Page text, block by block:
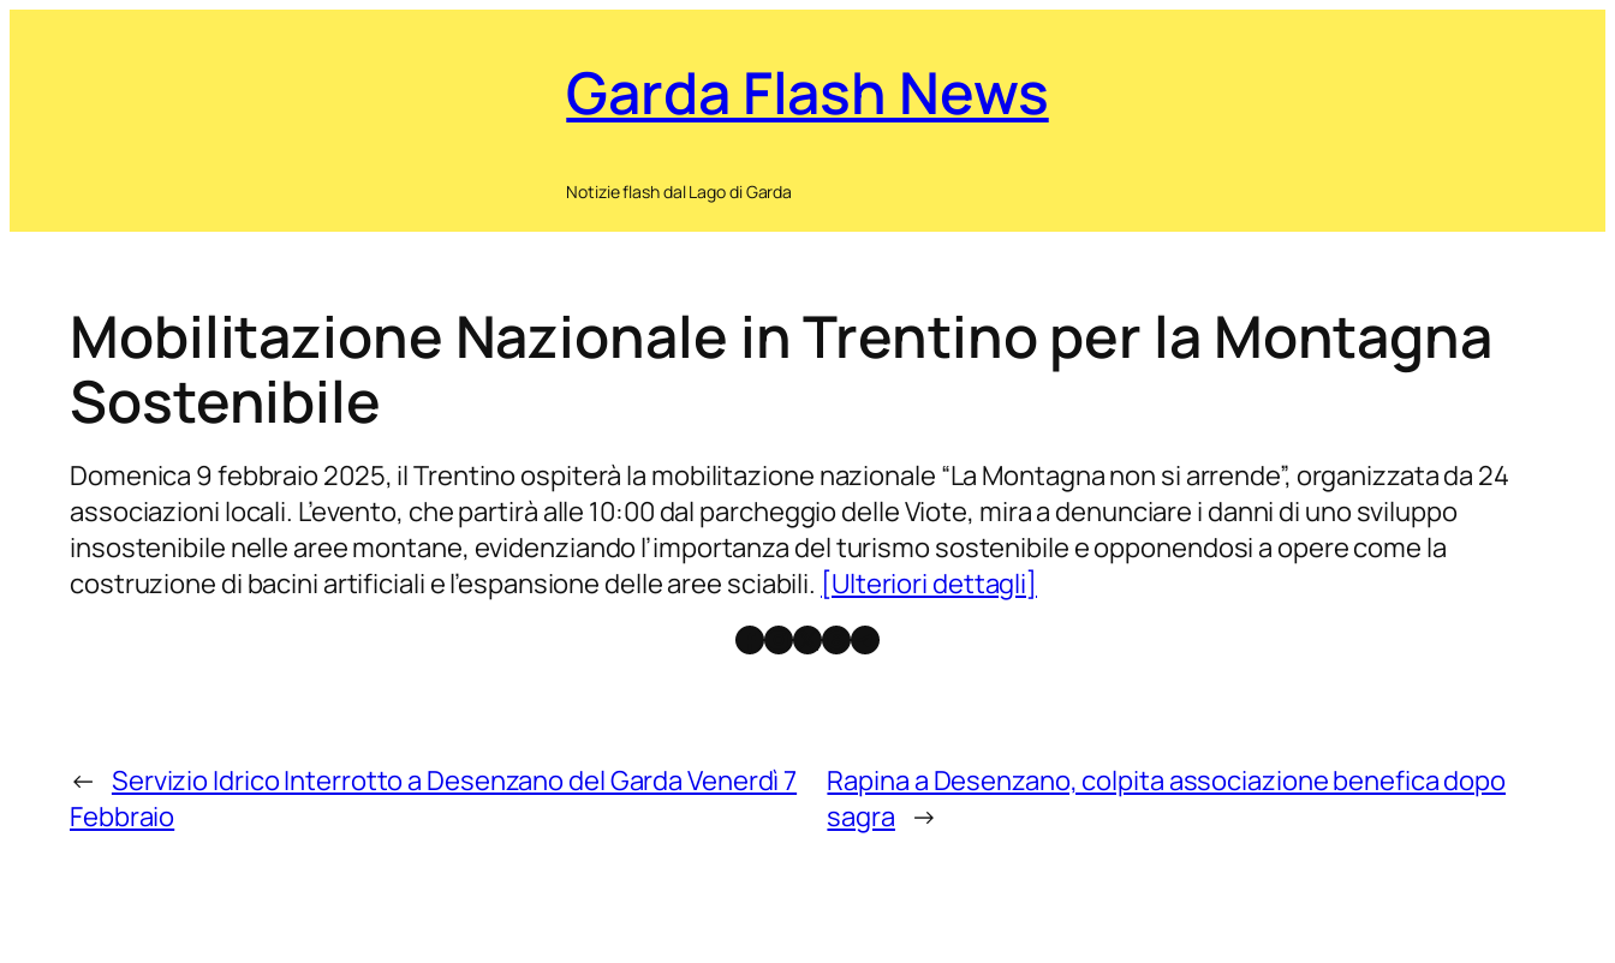
Garda Flash News
Notizie flash dal Lago di Garda
Mobilitazione Nazionale in Trentino per la Montagna
Sostenibile
Domenica 9 febbraio 2025, il Trentino ospiterà la mobilitazione nazionale “La Montagna non si arrende”, organizzata da 24
associazioni locali. L’evento, che partirà alle 10:00 dal parcheggio delle Viote, mira a denunciare i danni di uno sviluppo
insostenibile nelle aree montane, evidenziando l’importanza del turismo sostenibile e opponendosi a opere come la
costruzione di bacini artificiali e l’espansione delle aree sciabili. [Ulteriori dettagli]
Facebook
Instagram
X Threads
Telegram
← Servizio Idrico Interrotto a Desenzano del Garda Venerdì 7
Febbraio
Rapina a Desenzano, colpita associazione benefica dopo
sagra →